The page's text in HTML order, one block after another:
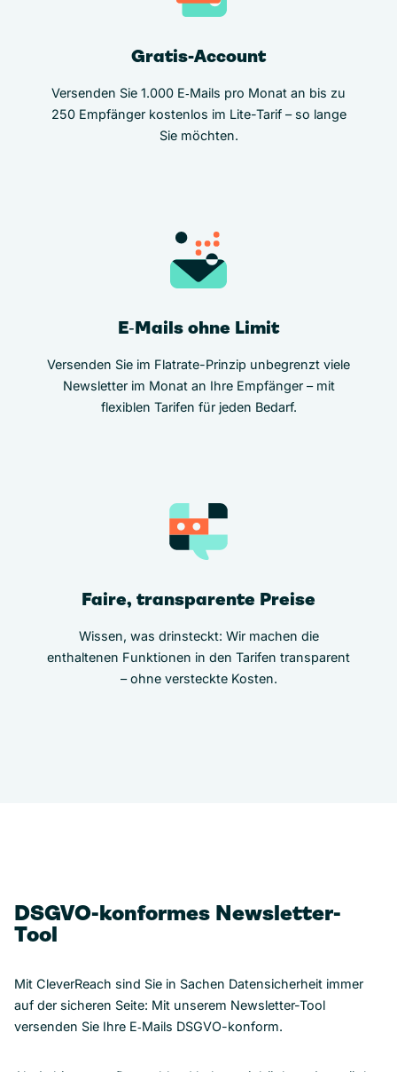
Gratis-Account
Versenden Sie 1.000 E‑Mails pro Monat an bis zu
250 Empfänger kostenlos im Lite-Tarif – so lange
Sie möchten.
E‑Mails ohne Limit
Versenden Sie im Flatrate-Prinzip unbegrenzt viele
Newsletter im Monat an Ihre Empfänger – mit
flexiblen Tarifen für jeden Bedarf.
Faire, transparente Preise
Wissen, was drinsteckt: Wir machen die
enthaltenen Funktionen in den Tarifen transparent
– ohne versteckte Kosten.
DSGVO-konformes Newsletter-
Tool
Mit CleverReach sind Sie in Sachen Datensicherheit immer
auf der sicheren Seite: Mit unserem Newsletter-Tool
versenden Sie Ihre E‑Mails DSGVO-konform.